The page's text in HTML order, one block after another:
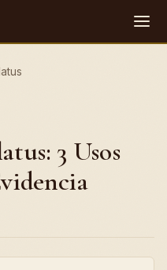
3 Usos